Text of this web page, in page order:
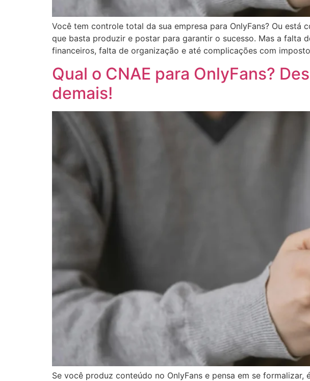
Você tem controle total da sua empresa para OnlyFans? Ou
que basta produzir e postar para garantir o sucesso. Mas a falta
financeiros, falta de organização e até complicações com
Qual o CNAE para OnlyFans?
demais!
Se você produz conteúdo no OnlyFans e pensa em se